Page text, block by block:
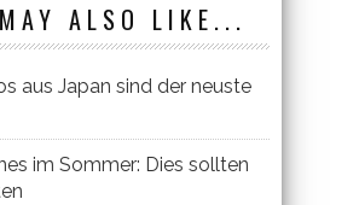
ALSO LIKE...
aus Japan sind der neuste
im Sommer: Dies sollten